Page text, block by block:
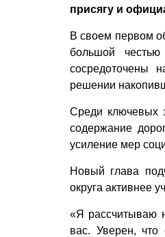
присягу и
В своем первом
большой
сосредоточены
решении
Среди ключевых
содержание
усиление мер
Новый глава
округа активнее
«Я рассчитываю
вас. Уверен,